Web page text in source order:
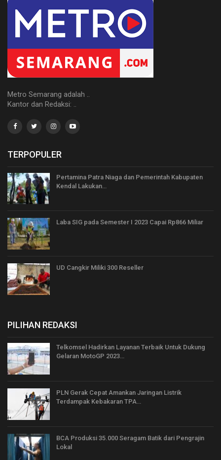
Metro Semarang adalah ..
Kantor dan Redaksi: ..
TERPOPULER
Pertamina Patra Niaga dan Pemerintah Kabupaten
Kendal Lakukan…
Laba SIG pada Semester I 2023 Capai Rp866 Miliar
UD Cangkir Miliki 300 Reseller
PILIHAN REDAKSI
Telkomsel Hadirkan Layanan Terbaik Untuk Dukung
Gelaran MotoGP 2023…
PLN Gerak Cepat Amankan Jaringan Listrik
Terdampak Kebakaran TPA…
BCA Produksi 35.000 Seragam Batik dari Pengrajin
Lokal